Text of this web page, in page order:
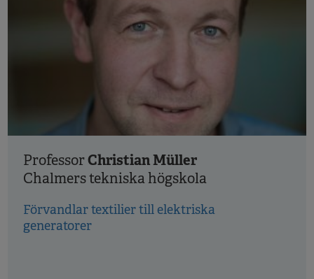
ProfessorChristian Müller
Chalmers tekniska högskola
Förvandlar textilier till elektriska
generatorer